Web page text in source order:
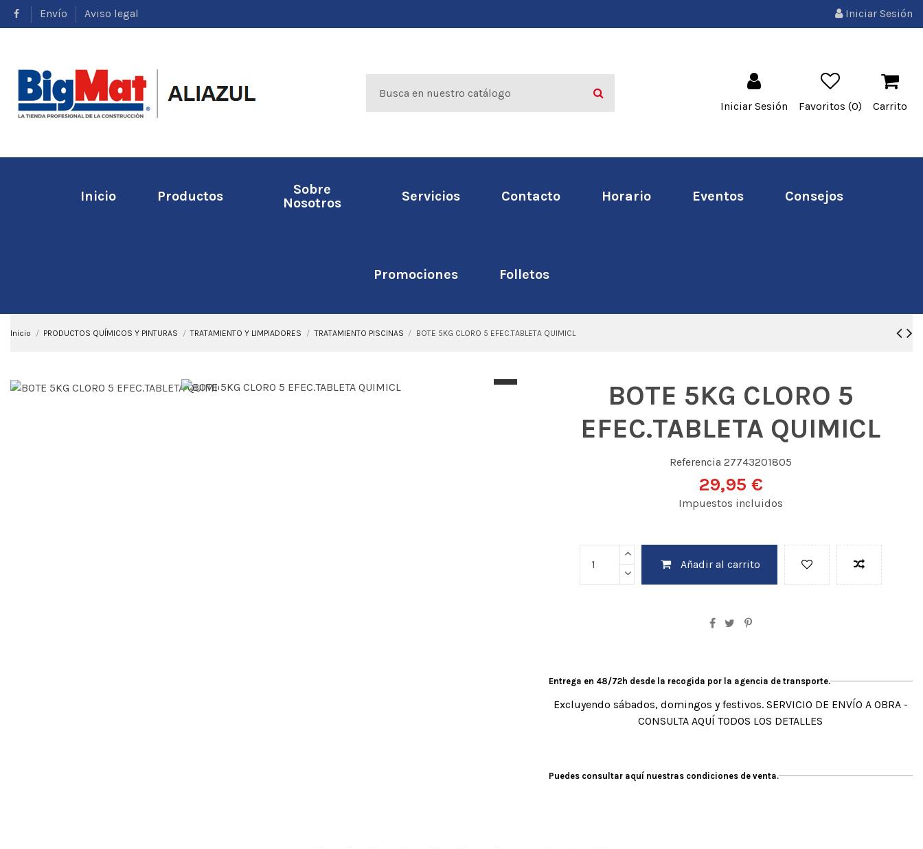
Envío Aviso legal Iniciar Sesión
Iniciar Sesión Favoritos (0) Carrito
Inicio Productos
Sobre
Nosotros
Servicios Contacto Horario Eventos Consejos
Promociones Folletos
Inicio PRODUCTOS QUÍMICOS Y PINTURAS TRATAMIENTO Y LIMPIADORES TRATAMIENTO PISCINAS BOTE 5KG CLORO 5 EFEC.TABLETA QUIMICL
BOTE 5KG CLORO 5
EFEC.TABLETA QUIMICL
Referencia 27743201805
29,95 €
Impuestos incluidos
Añadir al carrito
Entrega en 48/72h desde la recogida por la agencia de transporte.
Excluyendo sábados, domingos y festivos. SERVICIO DE ENVÍO A OBRA -
CONSULTA AQUÍ TODOS LOS DETALLES
Puedes consultar aquí nuestras condiciones de venta.